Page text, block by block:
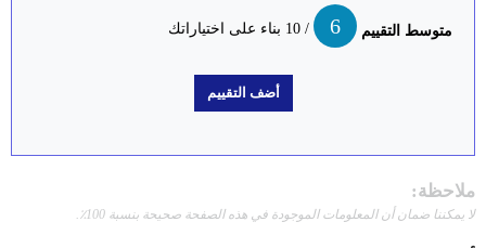
متوسط التقييم 6 / 10 بناء على اختياراتك
ملاحظة:
لا يمكننا ضمان أن المعلومات الموجودة في هذه الصفحة صحيحة بنسبة 100٪.